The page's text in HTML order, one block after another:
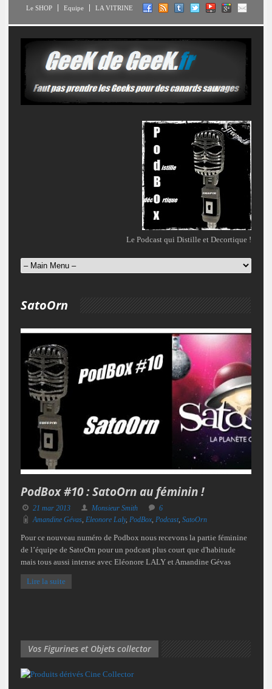
Le SHOP Equipe LA VITRINE
Le Podcast qui Distille et Decortique !
SatoOrn
PodBox #10 : SatoOrn au féminin !
21 mar 2013 Monsieur Smith
6
Amandine Gévas, Eleonore Laly, PodBox, Podcast, SatoOrn
Pour ce nouveau numéro de Podbox nous recevons la partie féminine
de l’équipe de SatoOrn pour un podcast plus court que d'habitude
mais tous aussi intense avec Eléonore LALY et Amandine Gévas
Lire la suite
Vos Figurines et Objets collector